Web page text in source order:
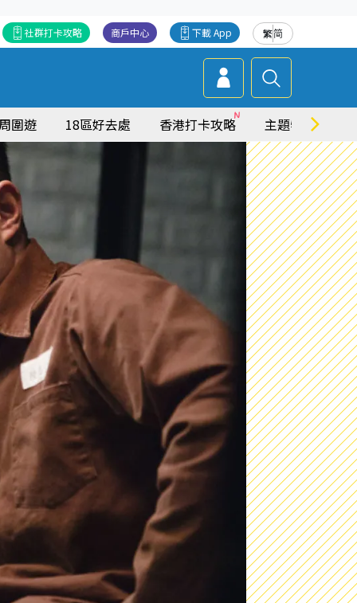
繁简
下載 App
商戶中心
社群打卡攻略
圍遊 18區好去處 香港打卡攻略 主題特集